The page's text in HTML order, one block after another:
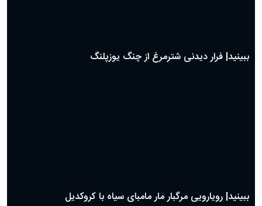
ببینید| فرار دیدنی شترمرغ از چنگ یوزپلنگ
ببینید| رویارویی مرگبار مار مامبای سیاه با کروکدیل